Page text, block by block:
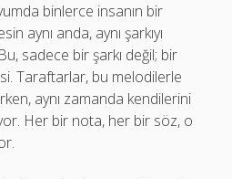
Hilesi
Hilesi
binlerce insanın bir
aynı anda, aynı şarkıyı
sadece bir şarkı değil; bir
Taraftarlar, bu melodilerle
aynı zamanda kendilerini
Her bir nota, her bir söz, o